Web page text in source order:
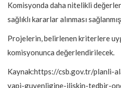
Komisyonda daha nitelikli
sağlıklı kararlar alınması
Projelerin, belirlenen kriterlere
komisyonunca değerlendirilecek.
Kaynak:https://csb.gov.tr/planli-
yapi-guvenligine-iliskin-tedbir-